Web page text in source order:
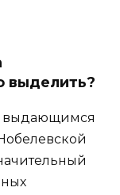
выделить?
выдающимся